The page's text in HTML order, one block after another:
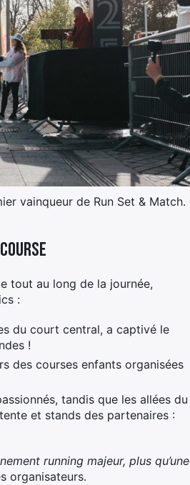
vainqueur de Run Set & Match.
tout au long de la journée,
:
du court central, a captivé le
!
des courses enfants organisées
tandis que les allées du
et stands des partenaires :
running majeur, plus qu’une
organisateurs.